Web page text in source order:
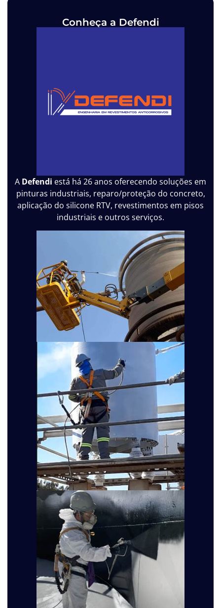
Conheça a Defendi
A Defendi está há 26 anos oferecendo soluções em
pinturas industriais, reparo/proteção do concreto,
aplicação do silicone RTV, revestimentos em pisos
industriais e outros serviços.